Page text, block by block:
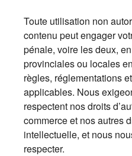
Toute utilisation non
contenu peut engager
pénale, voire les deux,
provinciales ou locales
règles, réglementations
applicables. Nous
respectent nos droits
commerce et nos autres
intellectuelle, et nous
respecter.